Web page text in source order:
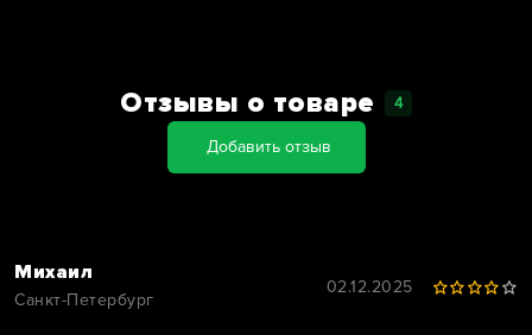
Отзывы о товаре 4
Добавить отзыв
Михаил
Санкт-Петербург
02.12.2025